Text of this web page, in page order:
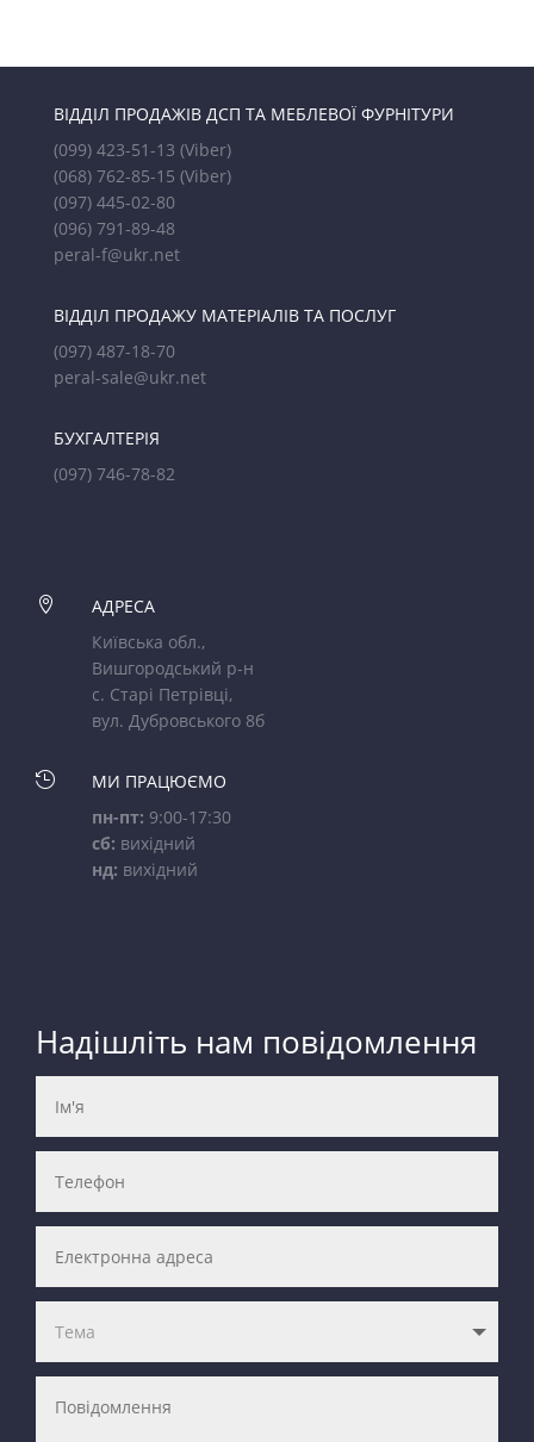
ВІДДІЛ ПРОДАЖІВ ДСП ТА МЕБЛЕВОЇ ФУРНІТУРИ
(099) 423-51-13 (Viber)
(068) 762-85-15 (Viber)
(097) 445-02-80
(096) 791-89-48
peral-f@ukr.net
ВІДДІЛ ПРОДАЖУ МАТЕРІАЛІВ ТА ПОСЛУГ
(097) 487-18-70
peral-sale@ukr.net
БУХГАЛТЕРІЯ
(097) 746-78-82

АДРЕСА
Київська обл.,
Вишгородський р-н
с. Старі Петрівці,
вул. Дубровського 8б

МИ ПРАЦЮЄМО
пн-пт: 9:00-17:30
сб: вихідний
нд: вихідний
Надішліть нам повідомлення